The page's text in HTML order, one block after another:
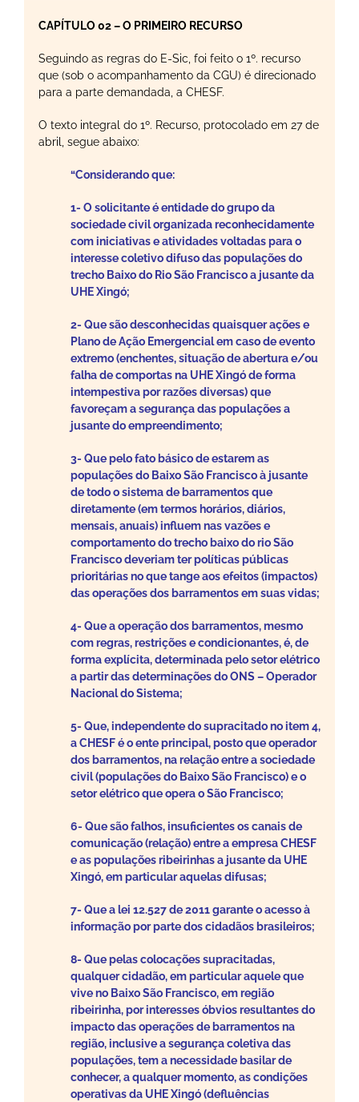
CAPÍTULO 02 – O PRIMEIRO RECURSO
Seguindo as regras do E-Sic, foi feito o 1º. recurso
que (sob o acompanhamento da CGU) é direcionado
para a parte demandada, a CHESF.
O texto integral do 1º. Recurso, protocolado em 27 de
abril, segue abaixo:
“Considerando que:
1- O solicitante é entidade do grupo da
sociedade civil organizada reconhecidamente
com iniciativas e atividades voltadas para o
interesse coletivo difuso das populações do
trecho Baixo do Rio São Francisco a jusante da
UHE Xingó;
2- Que são desconhecidas quaisquer ações e
Plano de Ação Emergencial em caso de evento
extremo (enchentes, situação de abertura e/ou
falha de comportas na UHE Xingó de forma
intempestiva por razões diversas) que
favoreçam a segurança das populações a
jusante do empreendimento;
3- Que pelo fato básico de estarem as
populações do Baixo São Francisco à jusante
de todo o sistema de barramentos que
diretamente (em termos horários, diários,
mensais, anuais) influem nas vazões e
comportamento do trecho baixo do rio São
Francisco deveriam ter políticas públicas
prioritárias no que tange aos efeitos (impactos)
das operações dos barramentos em suas vidas;
4- Que a operação dos barramentos, mesmo
com regras, restrições e condicionantes, é, de
forma explícita, determinada pelo setor elétrico
a partir das determinações do ONS – Operador
Nacional do Sistema;
5- Que, independente do supracitado no item 4,
a CHESF é o ente principal, posto que operador
dos barramentos, na relação entre a sociedade
civil (populações do Baixo São Francisco) e o
setor elétrico que opera o São Francisco;
6- Que são falhos, insuficientes os canais de
comunicação (relação) entre a empresa CHESF
e as populações ribeirinhas a jusante da UHE
Xingó, em particular aquelas difusas;
7- Que a lei 12.527 de 2011 garante o acesso à
informação por parte dos cidadãos brasileiros;
8- Que pelas colocações supracitadas,
qualquer cidadão, em particular aquele que
vive no Baixo São Francisco, em região
ribeirinha, por interesses óbvios resultantes do
impacto das operações de barramentos na
região, inclusive a segurança coletiva das
populações, tem a necessidade basilar de
conhecer, a qualquer momento, as condições
operativas da UHE Xingó (defluências